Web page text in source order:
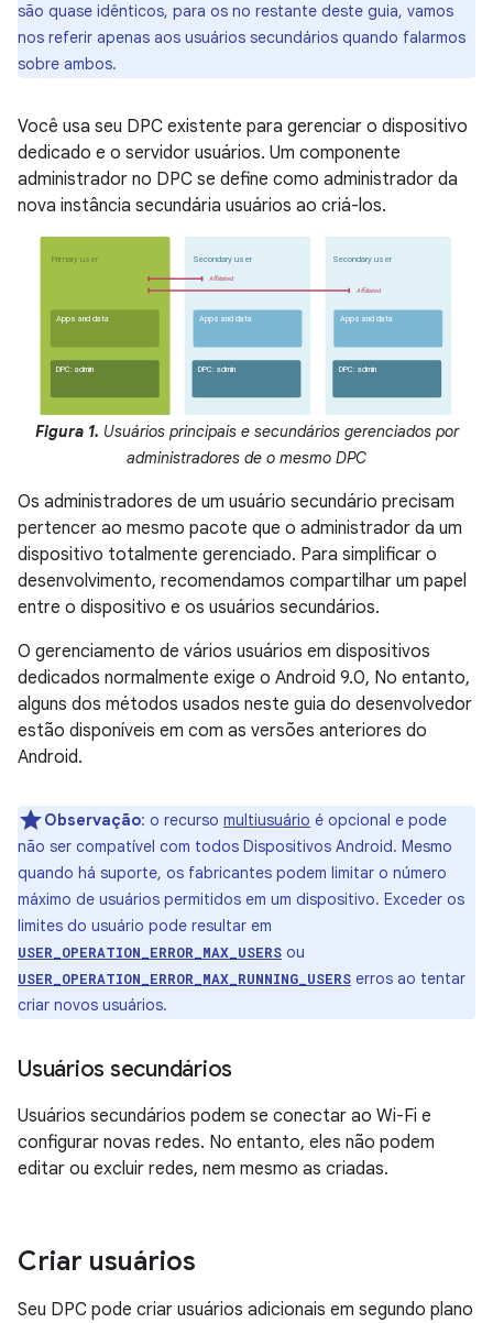
são quase idênticos, para os no restante deste guia, vamos
nos referir apenas aos usuários secundários quando falarmos
sobre ambos.
Você usa seu DPC existente para gerenciar o dispositivo
dedicado e o servidor usuários. Um componente
administrador no DPC se define como administrador da
nova instância secundária usuários ao criá-los.
Figura 1. Usuários principais e secundários gerenciados por
administradores de o mesmo DPC
Os administradores de um usuário secundário precisam
pertencer ao mesmo pacote que o administrador da um
dispositivo totalmente gerenciado. Para simplificar o
desenvolvimento, recomendamos compartilhar um papel
entre o dispositivo e os usuários secundários.
O gerenciamento de vários usuários em dispositivos
dedicados normalmente exige o Android 9.0, No entanto,
alguns dos métodos usados neste guia do desenvolvedor
estão disponíveis em com as versões anteriores do
Android.
Observação: o recurso multiusuário é opcional e pode
não ser compatível com todos Dispositivos Android. Mesmo
quando há suporte, os fabricantes podem limitar o número
máximo de usuários permitidos em um dispositivo. Exceder os
limites do usuário pode resultar em
USER_OPERATION_ERROR_MAX_USERS ou
USER_OPERATION_ERROR_MAX_RUNNING_USERS erros ao tentar
criar novos usuários.
Usuários secundários
Usuários secundários podem se conectar ao Wi-Fi e
configurar novas redes. No entanto, eles não podem
editar ou excluir redes, nem mesmo as criadas.
Criar usuários
Seu DPC pode criar usuários adicionais em segundo plano